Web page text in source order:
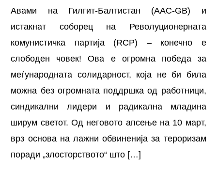
Авами на Гилгит-Балтистан (AAC-GB) и
истакнат соборец на Револуционерната
комунистичка партија (RCP) – конечно е
слободен човек! Ова е огромна победа за
меѓународната солидарност, која не би била
можна без огромната поддршка од работници,
синдикални лидери и радикална младина
ширум светот. Од неговото апсење на 10 март,
врз основа на лажни обвиненија за тероризам
поради „злосторството“ што […]